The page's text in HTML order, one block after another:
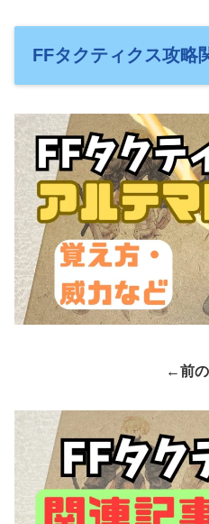
FFタクティクス攻略
←前